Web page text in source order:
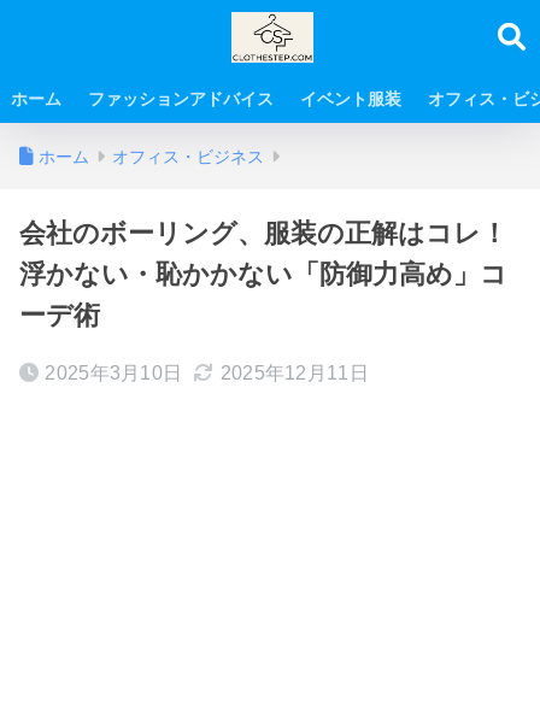
ホーム ファッションアドバイス イベント服装 オフィス・ビ
ホーム オフィス・ビジネス
会社のボーリング、服装の正解はコレ！
浮かない・恥かかない「防御力高め」コ
ーデ術
2025年3月10日 2025年12月11日